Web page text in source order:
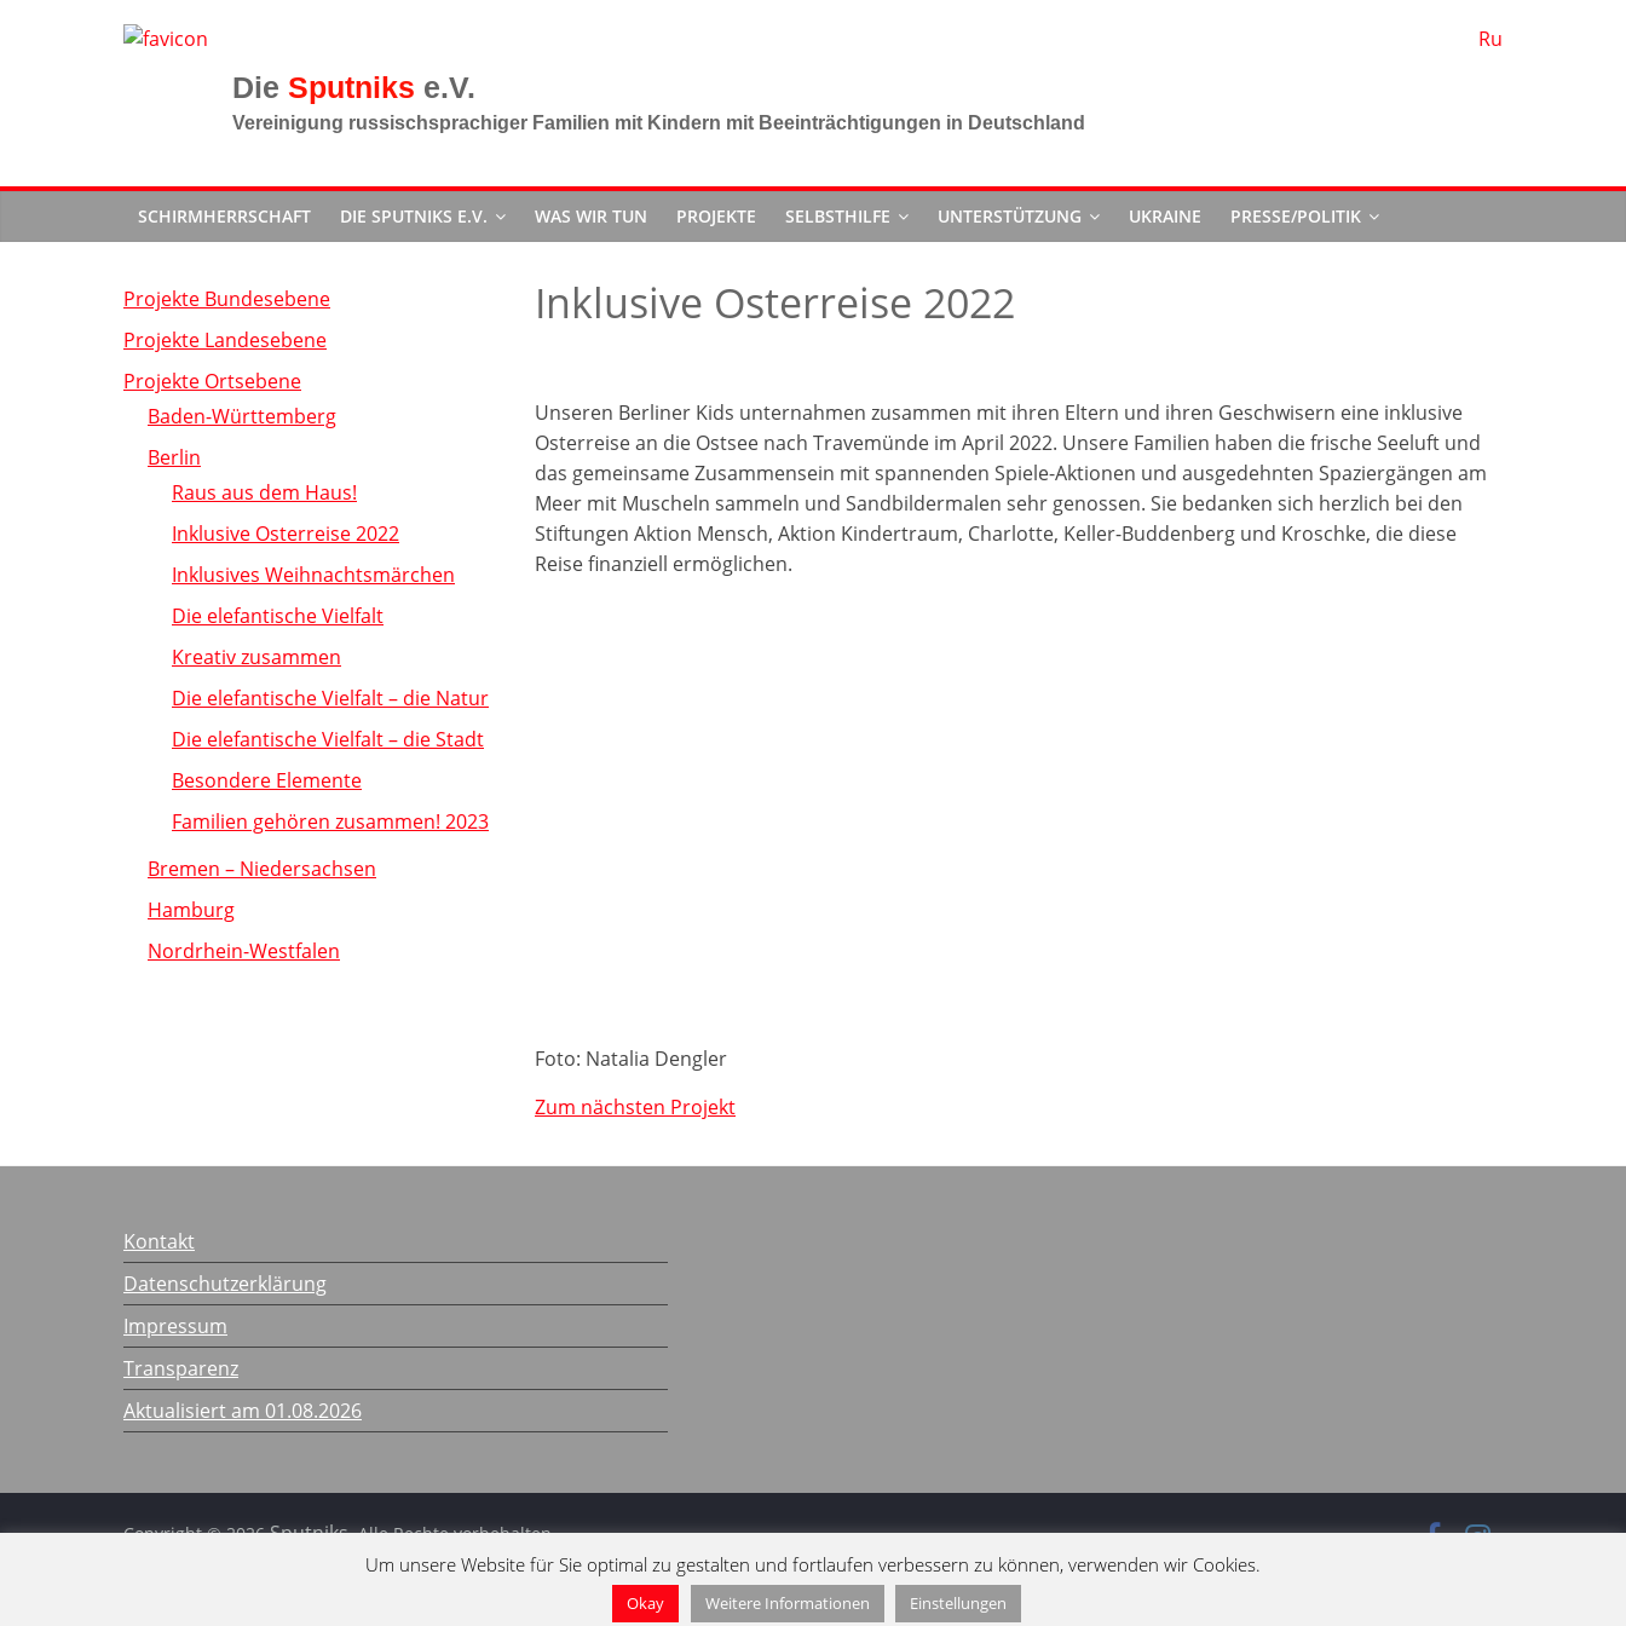
Sputniks
Vereinigung russischsprachiger Familien mit Kindern mit Beeinträchtigungen in Deutschland
Ru
SCHIRMHERRSCHAFT DIE SPUTNIKS E.V. WAS WIR TUN PROJEKTE SELBSTHILFE UNTERSTÜTZUNG UKRAINE PRESSE/POLITIK
Inklusive Osterreise 2022
Unseren Berliner Kids unternahmen zusammen mit ihren Eltern und ihren Geschwisern eine inklusive
Osterreise an die Ostsee nach Travemünde im April 2022. Unsere Familien haben die frische Seeluft und
das gemeinsame Zusammensein mit spannenden Spiele-Aktionen und ausgedehnten Spaziergängen am
Meer mit Muscheln sammeln und Sandbildermalen sehr genossen. Sie bedanken sich herzlich bei den
Stiftungen Aktion Mensch, Aktion Kindertraum, Charlotte, Keller-Buddenberg und Kroschke, die diese
Reise finanziell ermöglichen.
Foto: Natalia Dengler
Zum nächsten Projekt
Projekte Bundesebene
Projekte Landesebene
Projekte Ortsebene
Baden-Württemberg
Berlin
Raus aus dem Haus!
Inklusive Osterreise 2022
Inklusives Weihnachtsmärchen
Die elefantische Vielfalt
Kreativ zusammen
Die elefantische Vielfalt – die Natur
Die elefantische Vielfalt – die Stadt
Besondere Elemente
Familien gehören zusammen! 2023
Bremen – Niedersachsen
Hamburg
Nordrhein-Westfalen
Kontakt
Datenschutzerklärung
Impressum
Transparenz
Aktualisiert am 01.08.2026
Copyright © 2026Sputniks. Alle Rechte vorbehalten.
von ThemeGrill. Bereitgestellt vonWordPress.
Um unsere Website für Sie optimal zu gestalten und fortlaufen verbessern zu können, verwenden wir Cookies.
Okay Weitere Informationen Einstellungen